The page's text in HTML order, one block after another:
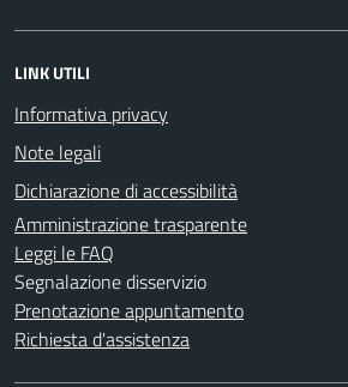
LINK UTILI
Informativa privacy
Note legali
Dichiarazione di accessibilità
Amministrazione trasparente
Leggi le FAQ
Segnalazione disservizio
Prenotazione appuntamento
Richiesta d'assistenza